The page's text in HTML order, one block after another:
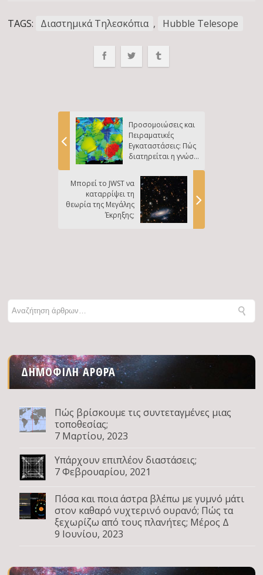
TAGS: Διαστημικά Τηλεσκόπια , Hubble Telesope
Προσομοιώσεις και
Πειραματικές
Εγκαταστάσεις: Πώς
διατηρείται η γνώση
των πυρηνικών
όπλων;
Μπορεί το JWST να
καταρρίψει τη
θεωρία της Μεγάλης
Έκρηξης;
ΔΗΜΟΦΙΛΉ ΆΡΘΡΑ
Πώς βρίσκουμε τις συντεταγμένες μιας
τοποθεσίας;
7 Μαρτίου, 2023
Υπάρχουν επιπλέον διαστάσεις;
7 Φεβρουαρίου, 2021
Πόσα και ποια άστρα βλέπω με γυμνό μάτι
στον καθαρό νυχτερινό ουρανό; Πώς τα
ξεχωρίζω από τους πλανήτες; Μέρος Δ
9 Ιουνίου, 2023